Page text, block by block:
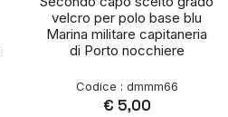
velcro per polo base blu
Marina militare capitaneria
di Porto nocchiere
Codice : dmmm66
€ 5,00